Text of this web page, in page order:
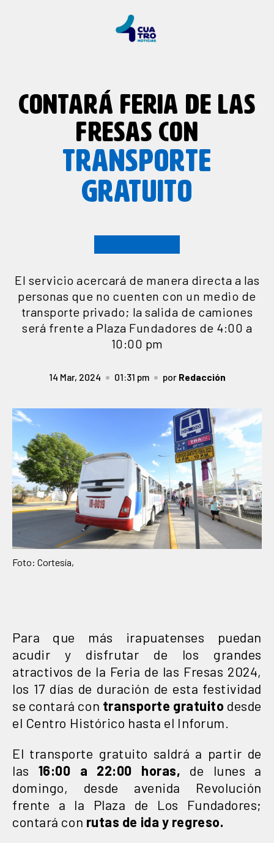
CONTARÁ FERIA DE LAS
FRESAS CON
TRANSPORTE
GRATUITO
El servicio acercará de manera directa a las
personas que no cuenten con un medio de
transporte privado; la salida de camiones
será frente a Plaza Fundadores de 4:00 a
10:00 pm
14 Mar, 2024 01:31 pm por Redacción
Foto: Cortesía,
Para que más irapuatenses puedan
acudir y disfrutar de los grandes
atractivos de la Feria de las Fresas 2024,
los 17 días de duración de esta festividad
se contará con transporte gratuito desde
el Centro Histórico hasta el Inforum.
El transporte gratuito saldrá a partir de
las 16:00 a 22:00 horas, de lunes a
domingo, desde avenida Revolución
frente a la Plaza de Los Fundadores;
contará con rutas de ida y regreso.